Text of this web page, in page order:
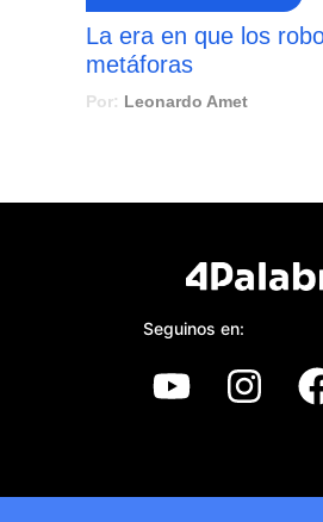
La era en que los
metáforas
Por: Leonardo Amet
Seguinos en: